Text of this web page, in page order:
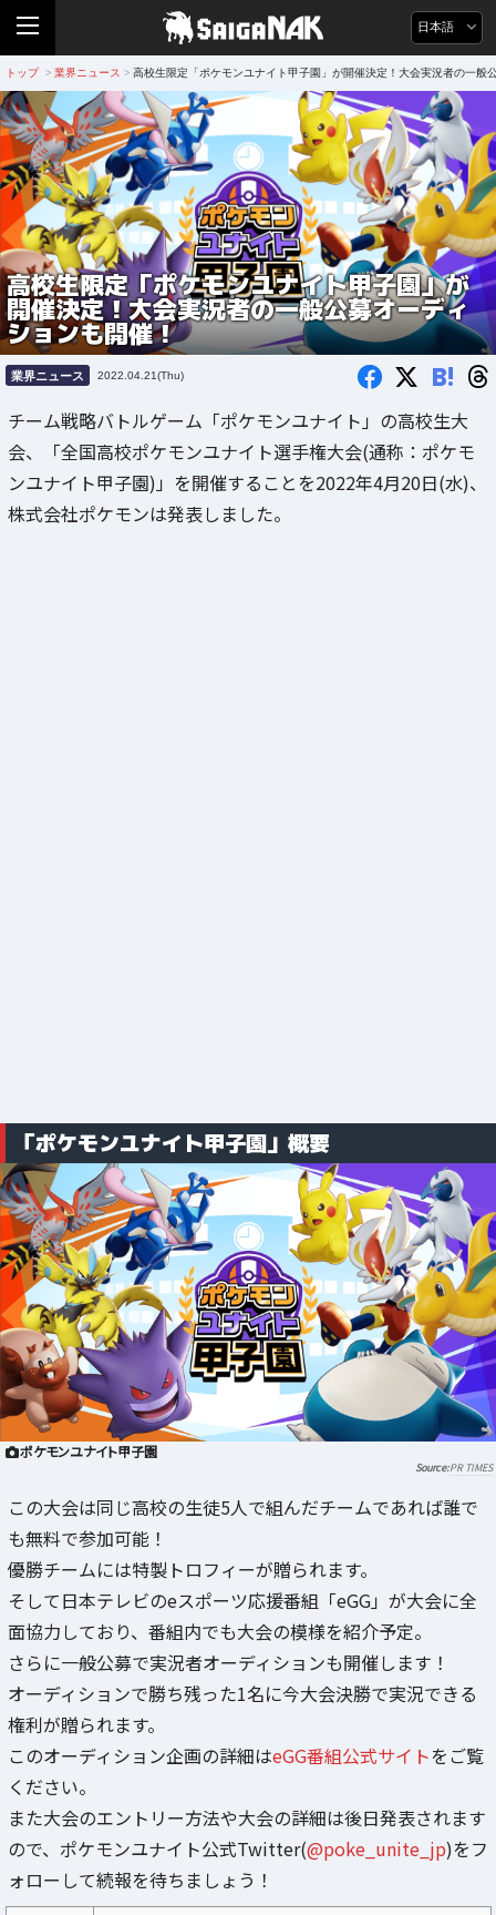
日本語
トップ > 業界ニュース > 高校生限定「ポケモンユナイト甲子園」が開催決定！大会実況者の一般
高校生限定「ポケモンユナイト甲子園」が
開催決定！大会実況者の一般公募オーディ
ションも開催！
業界ニュース 2022.04.21(Thu) B!
チーム戦略バトルゲーム「ポケモンユナイト」の高校生大
会、「全国高校ポケモンユナイト選手権大会(通称：ポケモ
ンユナイト甲子園)」を開催することを2022年4月20日(水)、
株式会社ポケモンは発表しました。
「ポケモンユナイト甲子園」概要
ポケモンユナイト甲子園
PR TIMES
この大会は同じ高校の生徒5人で組んだチームであれば誰で
も無料で参加可能！
優勝チームには特製トロフィーが贈られます。
そして日本テレビのeスポーツ応援番組「eGG」が大会に全
面協力しており、番組内でも大会の模様を紹介予定。
さらに一般公募で実況者オーディションも開催します！
オーディションで勝ち残った1名に今大会決勝で実況できる
権利が贈られます。
このオーディション企画の詳細はeGG番組公式サイトをご覧
ください。
また大会のエントリー方法や大会の詳細は後日発表されます
ので、ポケモンユナイト公式Twitter(@poke_unite_jp)をフ
ォローして続報を待ちましょう！